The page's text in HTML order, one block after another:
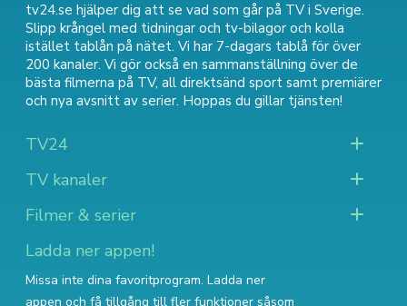
tv24.se hjälper dig att se vad som går på TV i Sverige.
Slipp krångel med tidningar och tv-bilagor och kolla
istället tablån på nätet. Vi har 7-dagars tablå för över
200 kanaler. Vi gör också en sammanställning över de
bästa filmerna på TV, all direktsänd sport samt premiärer
och nya avsnitt av serier. Hoppas du gillar tjänsten!
TV24
TV kanaler
Filmer & serier
Ladda ner appen!
Missa inte dina favoritprogram. Ladda ner
appen och få tillgång till fler funktioner såsom